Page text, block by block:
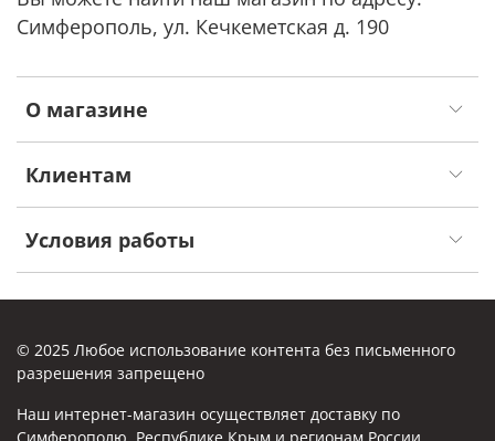
О магазине
Клиентам
Условия работы
Симферополь, ул. Кечкеметская д. 190
© 2025 Любое использование контента без письменного
разрешения запрещено
Наш интернет-магазин осуществляет доставку по